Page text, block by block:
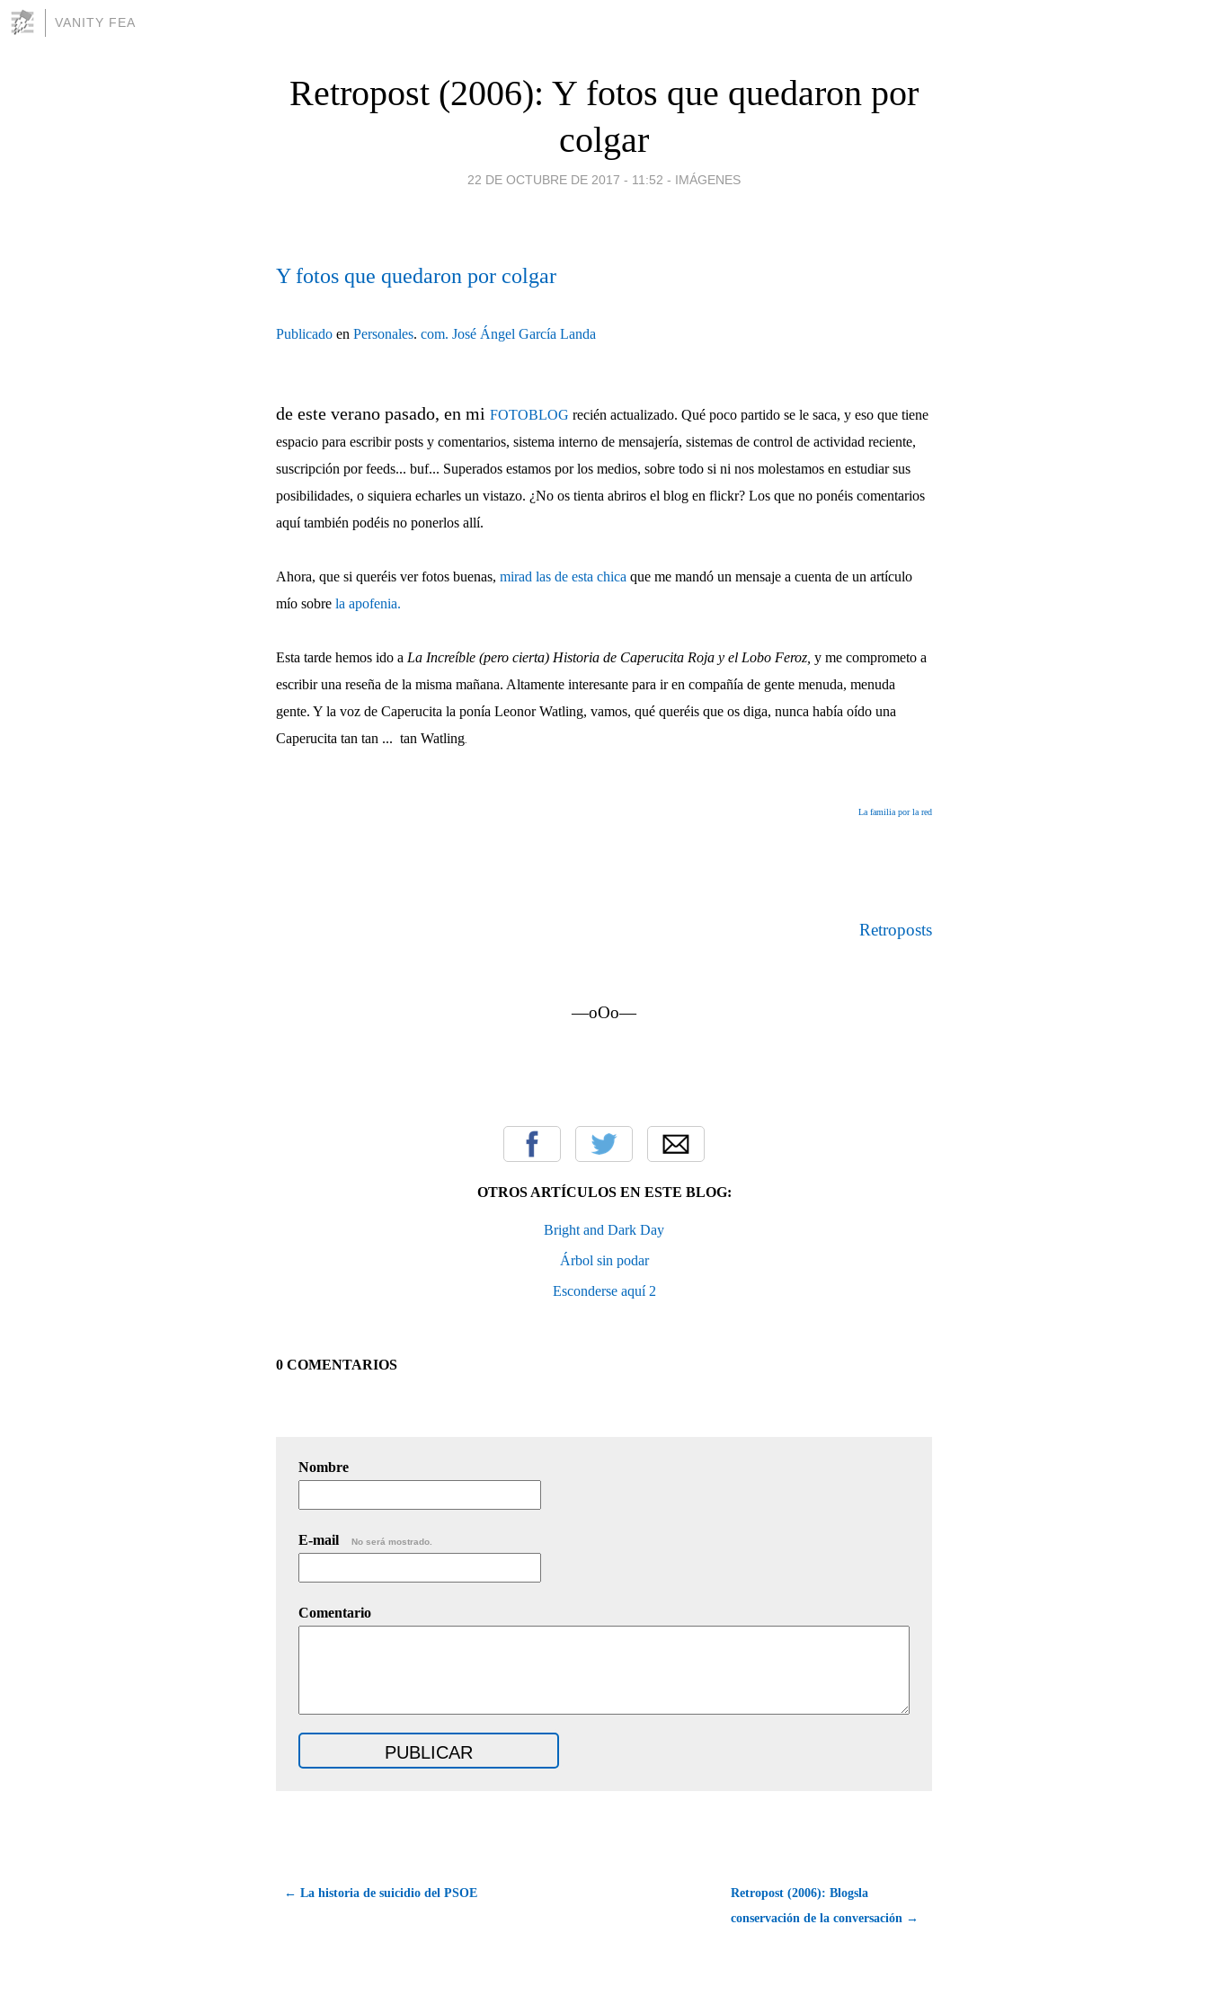
VANITY FEA
Retropost (2006): Y fotos que quedaron por
colgar
22 DE OCTUBRE DE 2017 - 11:52 - IMÁGENES
Y fotos que quedaron por colgar
Publicado en Personales. com. José Ángel García Landa
de este verano pasado, en mi FOTOBLOG recién actualizado. Qué poco partido se le saca, y eso que tiene
espacio para escribir posts y comentarios, sistema interno de mensajería, sistemas de control de actividad reciente,
suscripción por feeds... buf... Superados estamos por los medios, sobre todo si ni nos molestamos en estudiar sus
posibilidades, o siquiera echarles un vistazo. ¿No os tienta abriros el blog en flickr? Los que no ponéis comentarios
aquí también podéis no ponerlos allí.
Ahora, que si queréis ver fotos buenas, mirad las de esta chica que me mandó un mensaje a cuenta de un artículo
mío sobre la apofenia.
Esta tarde hemos ido a La Increíble (pero cierta) Historia de Caperucita Roja y el Lobo Feroz, y me comprometo a
escribir una reseña de la misma mañana. Altamente interesante para ir en compañía de gente menuda, menuda
gente. Y la voz de Caperucita la ponía Leonor Watling, vamos, qué queréis que os diga, nunca había oído una
Caperucita tan tan ... tan Watling
La familia por la red
Retroposts
—oOo—
OTROS ARTÍCULOS EN ESTE BLOG:
Bright and Dark Day
Árbol sin podar
Esconderse aquí 2
0 COMENTARIOS
Nombre
E-mail No será mostrado.
Comentario
← La historia de suicidio del PSOE
Retropost (2006): Blogsla
conservación de la conversación →